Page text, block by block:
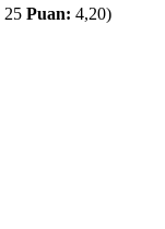
25 Puan: 4,20)